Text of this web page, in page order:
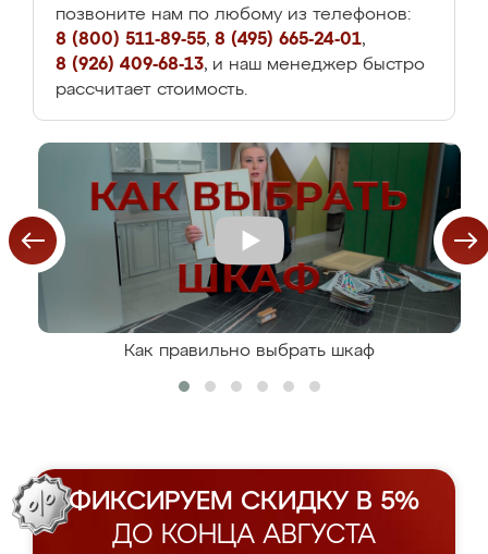
позвоните нам по любому из телефонов:
8 (800) 511-89-55, 8 (495) 665-24-01,
8 (926) 409-68-13, и наш менеджер быстро
рассчитает стоимость.
Как правильно выбрать шкаф
ФИКСИРУЕМ СКИДКУ В 5%
ДО КОНЦА АВГУСТА